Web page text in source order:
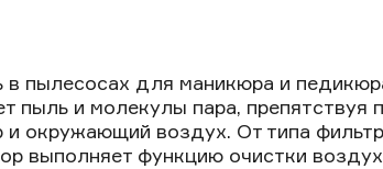
в пылесосах для маникюра и
пыль и молекулы пара, препятствуя
окружающий воздух. От типа
выполняет функцию очистки